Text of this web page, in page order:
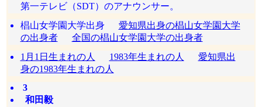
第一テレビ（SDT）のアナウンサー。
椙山女学園大学出身 愛知県出身の椙山女学園大学
の出身者
全国の椙山女学園大学の出身者
1月1日生まれの人
1983年生まれの人
愛知県出
身の1983年生まれの人
3
和田毅